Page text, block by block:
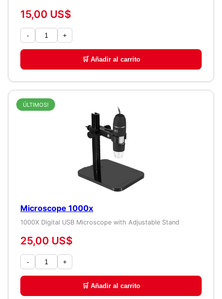
15,00 US$
- +
🛒 Añadir al carrito
ÚLTIMOS!
Microscope 1000x
1000X Digital USB Microscope with Adjustable Stand
25,00 US$
- +
🛒 Añadir al carrito